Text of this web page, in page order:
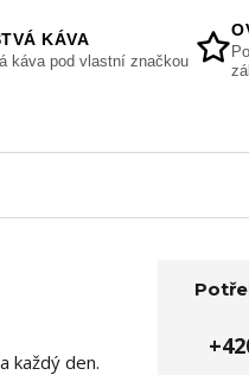
KÁVA
káva pod vlastní značkou
každý den.